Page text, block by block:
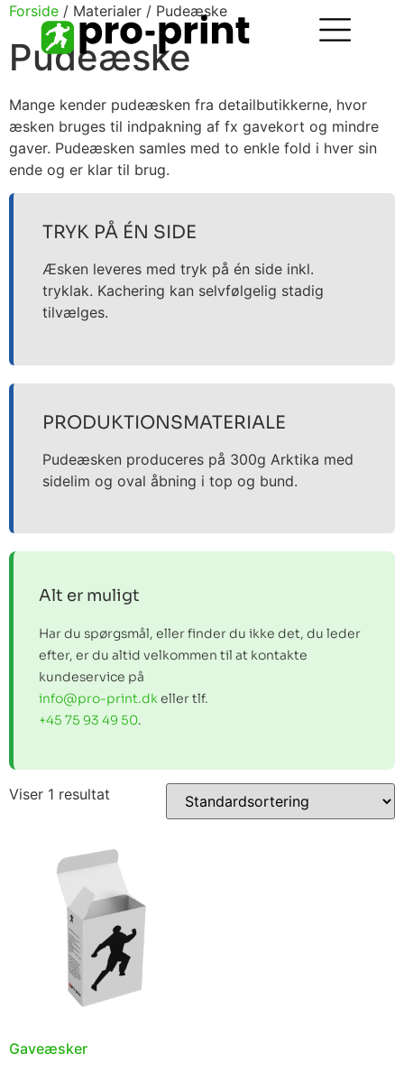
Forside / Materialer / Pudeæske
Pudeæske
Mange kender pudeæsken fra detailbutikkerne, hvor
æsken bruges til indpakning af fx gavekort og mindre
gaver. Pudeæsken samles med to enkle fold i hver sin
ende og er klar til brug.
TRYK PÅ ÉN SIDE
Æsken leveres med tryk på én side inkl.
tryklak. Kachering kan selvfølgelig stadig
tilvælges.
PRODUKTIONSMATERIALE
Pudeæsken produceres på 300g Arktika med
sidelim og oval åbning i top og bund.
Alt er muligt
Har du spørgsmål, eller finder du ikke det, du leder
efter, er du altid velkommen til at kontakte
kundeservice på
info@pro-print.dkeller tlf.
+45 75 93 49 50.
Viser 1 resultat
Gaveæsker